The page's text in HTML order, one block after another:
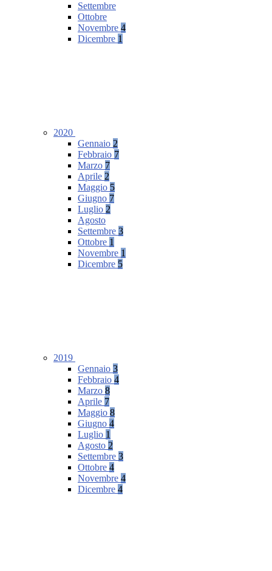
Settembre
Ottobre
Novembre 4
Dicembre 1
2020
Gennaio 2
Febbraio 7
Marzo 7
Aprile 2
Maggio 5
Giugno 7
Luglio 2
Agosto
Settembre 3
Ottobre 1
Novembre 1
Dicembre 5
2019
Gennaio 3
Febbraio 4
Marzo 8
Aprile 7
Maggio 8
Giugno 4
Luglio 1
Agosto 2
Settembre 3
Ottobre 4
Novembre 4
Dicembre 4